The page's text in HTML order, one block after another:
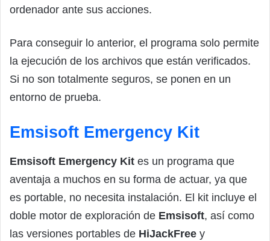
ordenador ante sus acciones.
Para conseguir lo anterior, el programa solo permite
la ejecución de los archivos que están verificados.
Si no son totalmente seguros, se ponen en un
entorno de prueba.
Emsisoft Emergency Kit
Emsisoft Emergency Kit es un programa que
aventaja a muchos en su forma de actuar, ya que
es portable, no necesita instalación. El kit incluye el
doble motor de exploración de Emsisoft, así como
las versiones portables de HiJackFree y